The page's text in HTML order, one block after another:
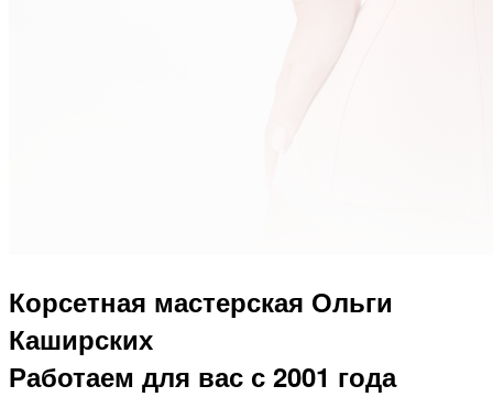
Корсетная мастерская Ольги
Каширских
Работаем для вас с 2001 года